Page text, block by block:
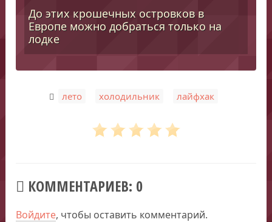
До этих крошечных островков в
Европе можно добраться только на
лодке
лето холодильник лайфхак
КОММЕНТАРИЕВ: 0
Войдите, чтобы оставить комментарий.